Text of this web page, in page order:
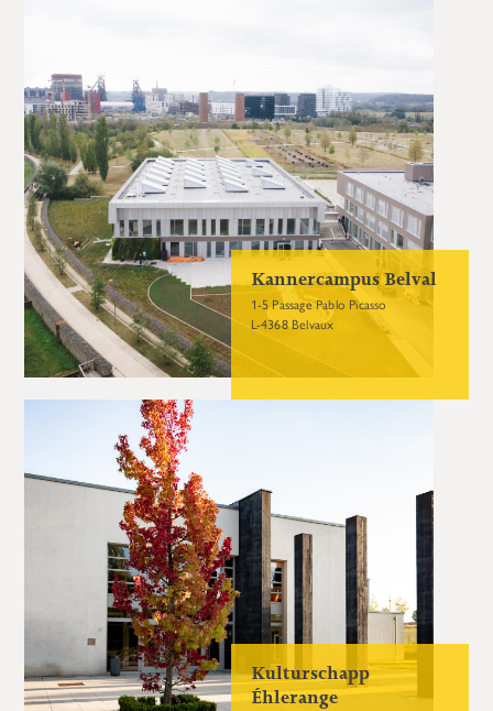
Kannercampus Belval
1-5 Passage Pablo Picasso
L-4368 Belvaux
Kulturschapp
Éhlerange